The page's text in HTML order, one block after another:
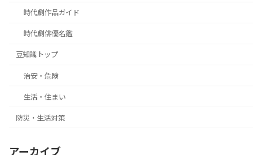
時代劇作品ガイド
時代劇俳優名鑑
豆知識トップ
治安・危険
生活・住まい
防災・生活対策
アーカイブ